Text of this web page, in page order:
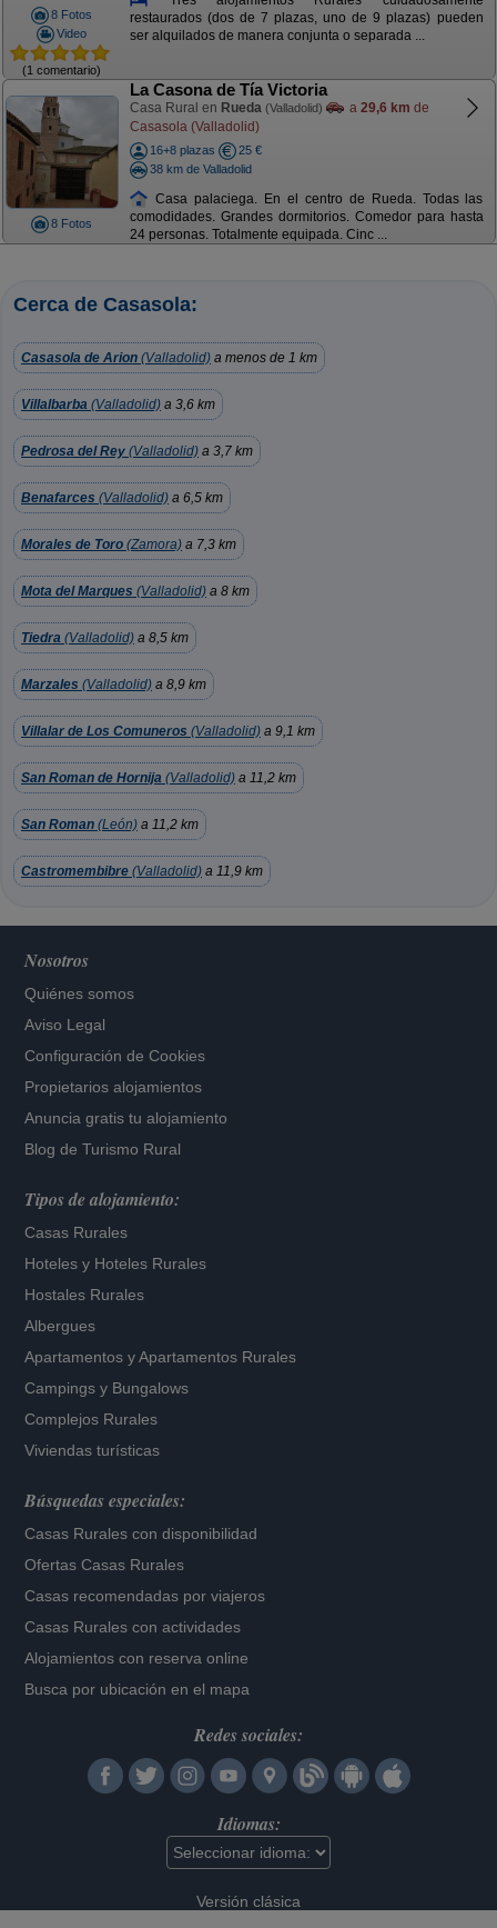
8 Fotos
Video
(1 comentario)
restaurados (dos de 7 plazas, uno de 9 plazas) pueden
ser alquilados de manera conjunta o separada ...
8 Fotos
La Casona de Tía Victoria
Casa Rural en Rueda (Valladolid) a 29,6 km de
Casasola (Valladolid)
16+8 plazas
25 €
38 km de Valladolid
Casa palaciega. En el centro de Rueda. Todas las
comodidades. Grandes dormitorios. Comedor para hasta
24 personas. Totalmente equipada. Cinc ...
Cerca de Casasola:
Casasola de Arion (Valladolid) a menos de 1 km
Villalbarba (Valladolid) a 3,6 km
Pedrosa del Rey (Valladolid) a 3,7 km
Benafarces (Valladolid) a 6,5 km
Morales de Toro (Zamora) a 7,3 km
Mota del Marques (Valladolid) a 8 km
Tiedra (Valladolid) a 8,5 km
Marzales (Valladolid) a 8,9 km
Villalar de Los Comuneros (Valladolid) a 9,1 km
San Roman de Hornija (Valladolid) a 11,2 km
San Roman (León) a 11,2 km
Castromembibre (Valladolid) a 11,9 km
Nosotros
Quiénes somos
Aviso Legal
Configuración de Cookies
Propietarios alojamientos
Anuncia gratis tu alojamiento
Blog de Turismo Rural
Tipos de alojamiento:
Casas Rurales
Hoteles y Hoteles Rurales
Hostales Rurales
Albergues
Apartamentos yApartamentos Rurales
Campings y Bungalows
Complejos Rurales
Viviendas turísticas
Búsquedas especiales:
Casas Rurales con disponibilidad
Ofertas Casas Rurales
Casas recomendadas por viajeros
Casas Rurales con actividades
Alojamientos con reserva online
Busca por ubicación en el mapa
Redes sociales:
Idiomas:
Versión clásica